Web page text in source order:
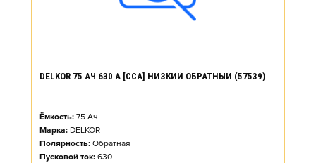
DELKOR 75 АЧ 630 А [CCA] НИЗКИЙ ОБРАТНЫЙ (57539)
Ёмкость: 75 Ач
Марка: DELKOR
Полярность: Обратная
Пусковой ток: 630